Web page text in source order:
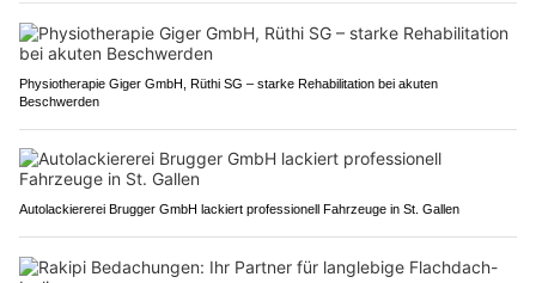
Physiotherapie Giger GmbH, Rüthi SG – starke Rehabilitation bei akuten
Beschwerden
Autolackiererei Brugger GmbH lackiert professionell Fahrzeuge in St. Gallen